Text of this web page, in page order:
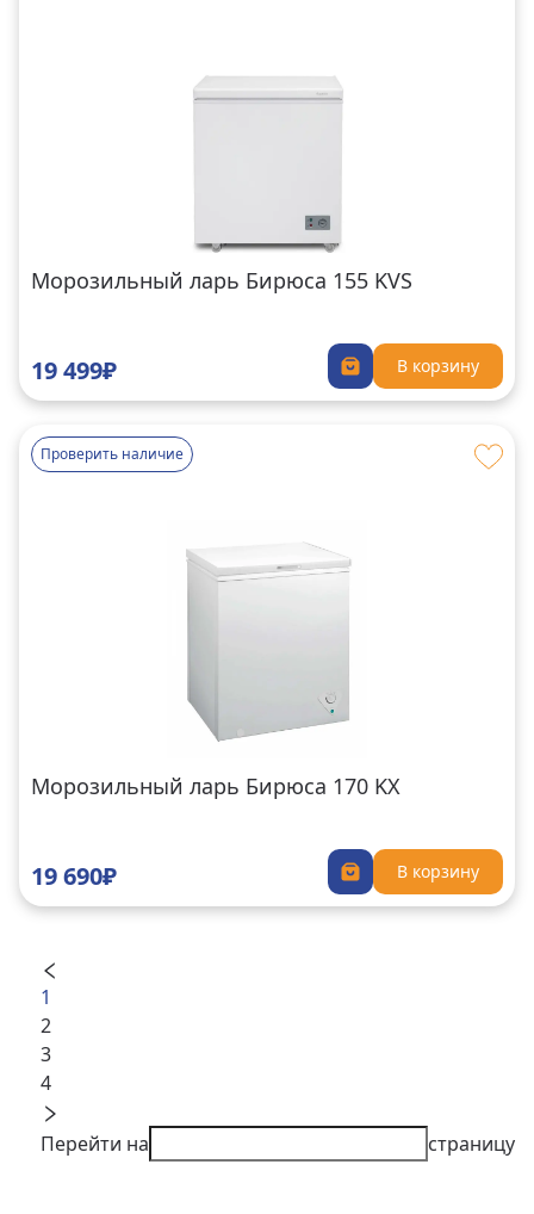
Морозильный ларь Бирюса 155 KVS
19 499₽ В корзину
Проверить наличие
Морозильный ларь Бирюса 170 KX
19 690₽ В корзину
1
2
3
4
Перейти на страницу